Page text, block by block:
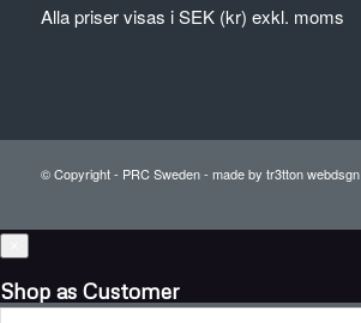
Alla priser visas i SEK (kr) exkl. moms
© Copyright - PRC Sweden- made by tr3tton webdsgn
Shop as Customer